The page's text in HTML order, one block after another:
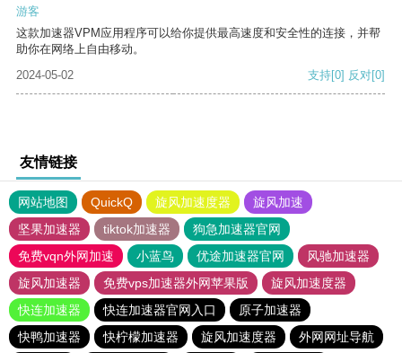
游客
这款加速器VPM应用程序可以给你提供最高速度和安全性的连接，并帮
助你在网络上自由移动。
2024-05-02
支持[0] 反对[0]
友情链接
网站地图 QuickQ 旋风加速度器
旋风加速
坚果加速器
tiktok加速器
狗急加速器官网
免费vqn外网加速
小蓝鸟 优途加速器官网
风驰加速器
旋风加速器
免费vps加速器外网苹果版
旋风加速度器
快连加速器
快连加速器官网入口
原子加速器
快鸭加速器
快柠檬加速器 旋风加速度器 外网网址导航